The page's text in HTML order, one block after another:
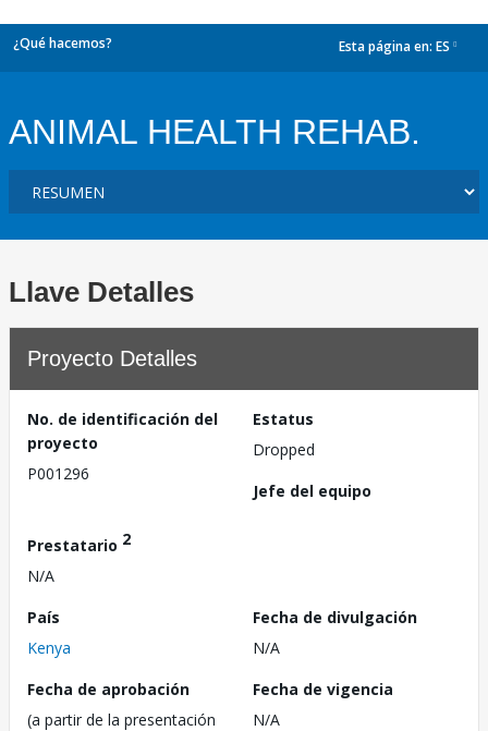
¿Qué hacemos? Esta página en: ES
ANIMAL HEALTH REHAB.
Llave Detalles
Proyecto Detalles
No. de identificación del
proyecto
P001296
Estatus
Dropped
Jefe del equipo
Prestatario 2
N/A
País
Kenya
Fecha de divulgación
N/A
Fecha de aprobación
(a partir de la presentación
Fecha de vigencia
N/A